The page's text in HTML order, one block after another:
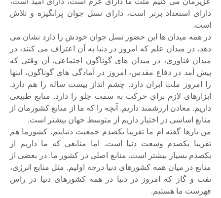
دارای استعداد برتر است، دارای نسل جوان پرانگیزه و تلاش
است.
در همه میدان ها این حضور نسل جوان خودش را دارد نشان می
دهد، در میدان علم که امروز در دنیا به آن اعتراف می کنند، در
میدان فناوری، در میدان های گوناگون اجتماعی، آن وقتی که
پیش آمد در دفاع مقدس، امروز در آمادگی های گوناگون، اینها
را امروز ملت ایران دارد. چشم انداز بیست ساله را هم دارد.
ابزارهای لازم برای حرکت به سمت جلو را دارد. منابع طبیعی
داریم. معادن ارزشمند داریم. آنچه را که ما از منابع کشورمان از
منابع اساسی در اختیار داریم از متوسط جهان بیشتر است.
من بارها گفته ام ما تقریبا یکصدم جمعیت دنیاییم، کشورما هم
تقریبا یکصدم وسعت دنیا است. اما منابعی که ما داریم از
یکصدم بسیار بیشتر است. منابع اصلی در کشور ما. در بعضی از
منابع در میان همه کشورهای دنیا درجه اولیم. مثل منابع انرژی،
نفت و گاز که امروز در دنیا در همه کشورهای دنیا در راس
فهرست ما هستیم.